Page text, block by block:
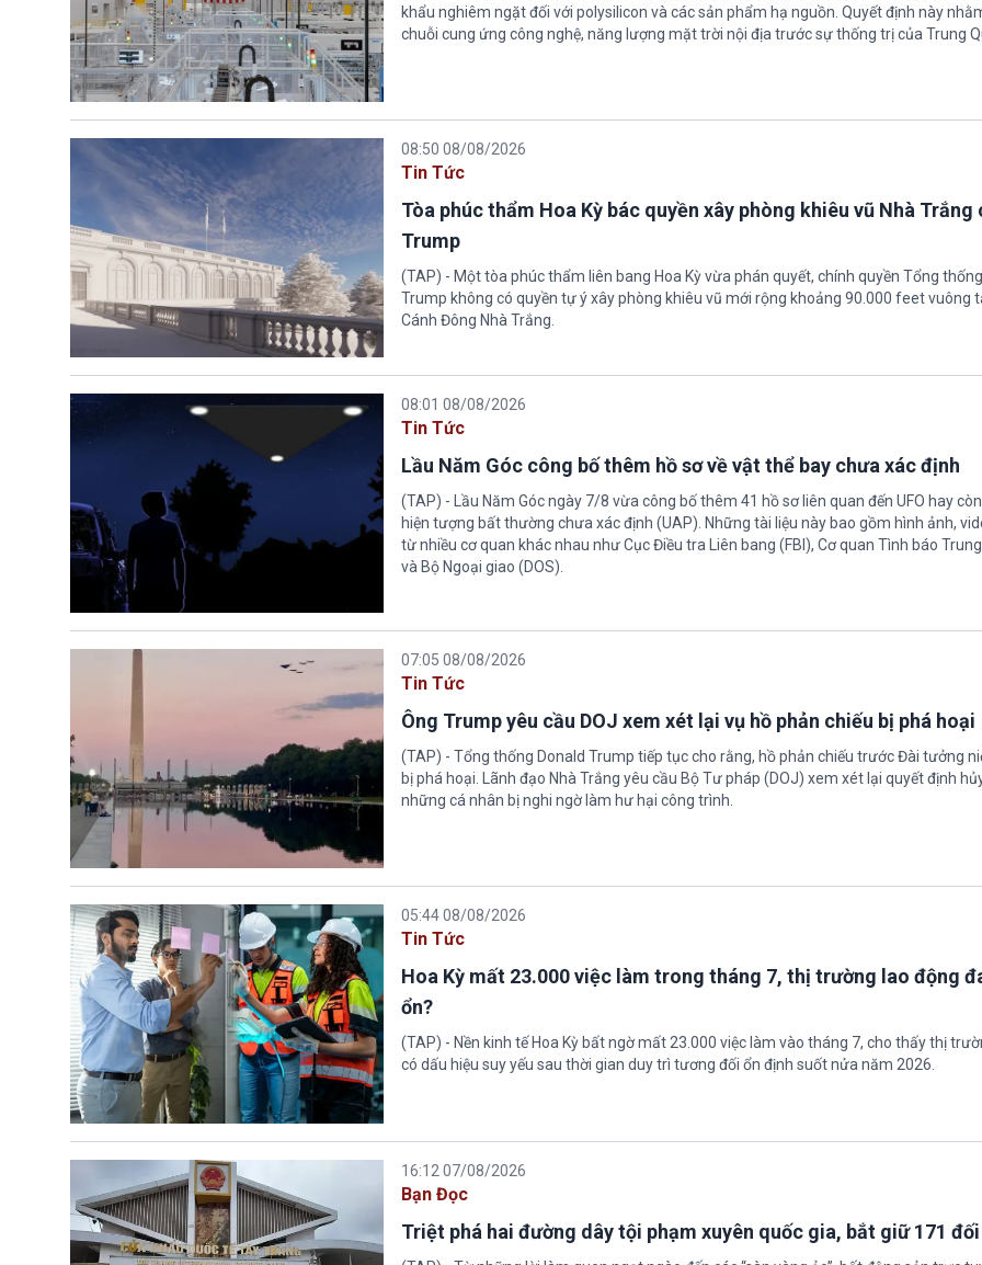
khẩu nghiêm ngặt đối với polysilicon và các sản phẩm hạ nguồn. Quyết định này
chuỗi cung ứng công nghệ, năng lượng mặt trời nội địa trước sự thống trị của Trung
08:50 08/08/2026
Tin Tức
Tòa phúc thẩm Hoa Kỳ bác quyền xây phòng khiêu vũ Nhà Trắng
Trump
(TAP) - Một tòa phúc thẩm liên bang Hoa Kỳ vừa phán quyết, chính quyền Tổng
Trump không có quyền tự ý xây phòng khiêu vũ mới rộng khoảng 90.000 feet vuông
Cánh Đông Nhà Trắng.
08:01 08/08/2026
Tin Tức
Lầu Năm Góc công bố thêm hồ sơ về vật thể bay chưa xác định
(TAP) - Lầu Năm Góc ngày 7/8 vừa công bố thêm 41 hồ sơ liên quan đến UFO hay
hiện tượng bất thường chưa xác định (UAP). Những tài liệu này bao gồm hình ảnh,
từ nhiều cơ quan khác nhau như Cục Điều tra Liên bang (FBI), Cơ quan Tình báo
và Bộ Ngoại giao (DOS).
07:05 08/08/2026
Tin Tức
Ông Trump yêu cầu DOJ xem xét lại vụ hồ phản chiếu bị phá hoại
(TAP) - Tổng thống Donald Trump tiếp tục cho rằng, hồ phản chiếu trước Đài tưởng
bị phá hoại. Lãnh đạo Nhà Trắng yêu cầu Bộ Tư pháp (DOJ) xem xét lại quyết định
những cá nhân bị nghi ngờ làm hư hại công trình.
05:44 08/08/2026
Tin Tức
Hoa Kỳ mất 23.000 việc làm trong tháng 7, thị trường lao động
ổn?
(TAP) - Nền kinh tế Hoa Kỳ bất ngờ mất 23.000 việc làm vào tháng 7, cho thấy thị
có dấu hiệu suy yếu sau thời gian duy trì tương đối ổn định suốt nửa năm 2026.
16:12 07/08/2026
Bạn Đọc
Triệt phá hai đường dây tội phạm xuyên quốc gia, bắt giữ 171